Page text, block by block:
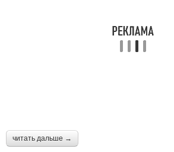
читать дальше →